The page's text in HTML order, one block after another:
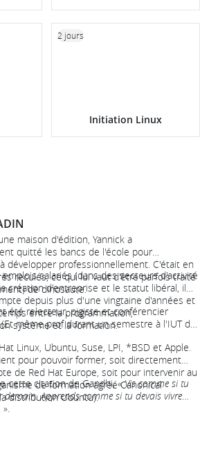
Initiation Linux
2 jours
maison d'édition, Yannick a
quitté les bancs de l'école pour
développer professionnellement. C'était en
reculés, ce qui lui vaut d'être parfois traité
de dinosaure.
salariés (dans des secteurs d'activité
création d'entreprise et le statut libéral, il
depuis plus d'une vingtaine d'années et
entre la programmation,
système et la formation.
été relecteur, pigiste et conférencier
même prof durant un semestre à l'IUT de
Linux, Ubuntu, Suse, LPI, *BSD et Apple.
pour pouvoir former, soit directement
de Red Hat Europe, soit pour intervenir au
de formation agréé Canonical
distribution Ubuntu).
cette citation de Gandhi, «Vis comme si tu
Apprends comme si tu devais vivre
».